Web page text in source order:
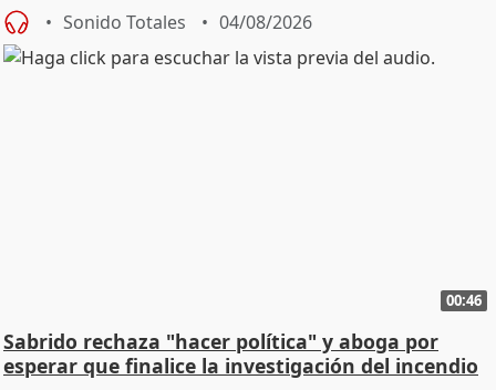
Sonido Totales 04/08/2026
00:46
Sabrido rechaza "hacer política" y aboga por
esperar que finalice la investigación del incendio